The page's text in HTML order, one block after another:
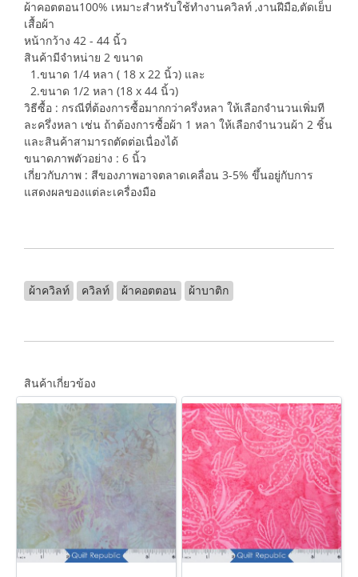
ผ้าคอตตอน100% เหมาะสำหรับใช้ทำงานควิลท์ ,งานฝีมือ,ตัดเย็บ
เสื้อผ้า
หน้ากว้าง 42 - 44 นิ้ว
สินค้ามีจำหน่าย 2 ขนาด
1.ขนาด 1/4 หลา ( 18 x 22 นิ้ว) และ
2.ขนาด 1/2 หลา (18 x 44 นิ้ว)
วิธีซื้อ : กรณีที่ต้องการซื้อมากกว่าครึ่งหลา ให้เลือกจำนวนเพิ่มที
ละครึ่งหลา เช่น ถ้าต้องการซื้อผ้า 1 หลา ให้เลือกจำนวนผ้า 2 ชิ้น
และสินค้าสามารถตัดต่อเนื่องได้
ขนาดภาพตัวอย่าง : 6 นิ้ว
เกี่ยวกับภาพ : สีของภาพอาจตลาดเคลื่อน 3-5% ขึ้นอยู่กับการ
แสดงผลของแต่ละเครื่องมือ
ผ้าควิลท์ ควิลท์ ผ้าคอตตอน ผ้าบาติก
สินค้าเกี่ยวข้อง